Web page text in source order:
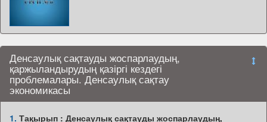
Денсаулық сақтауды жоспарлаудың,
қаржыландырудың қазіргі кездегі
проблемалары. Денсаулық сақтау
экономикасы
1. Тақырып : Денсаулық сақтауды жоспарлаудың,